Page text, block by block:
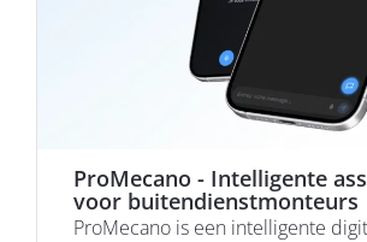
ProMecano - Intelligente
voor buitendienstmonteurs
ProMecano is een intelligente